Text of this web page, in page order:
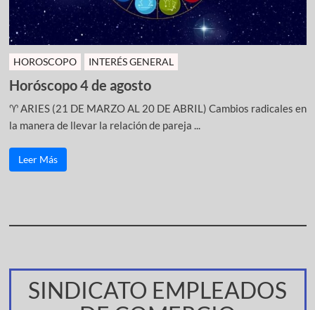
HOROSCOPO INTERÉS GENERAL
Horóscopo 4 de agosto
♈ ARIES (21 DE MARZO AL 20 DE ABRIL) Cambios radicales en
la manera de llevar la relación de pareja ...
Leer Más
SINDICATO EMPLEADOS